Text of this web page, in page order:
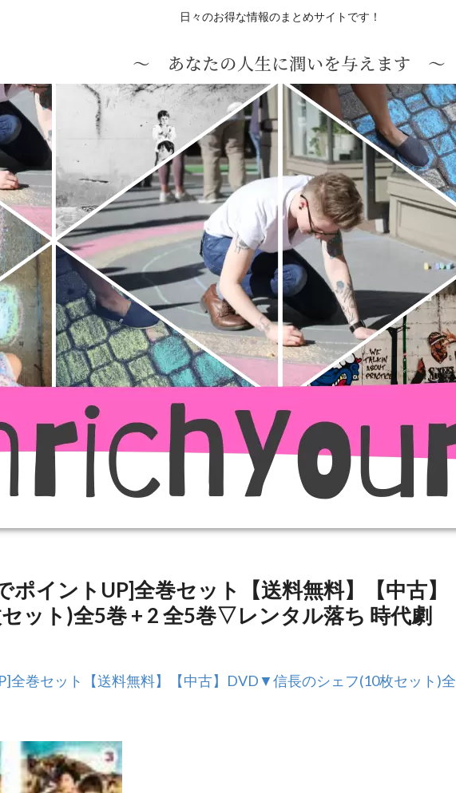
日々のお得な情報のまとめサイトです！
イントUP]全巻セット【送料無料】【中古】
ット)全5巻 + 2 全5巻▽レンタル落ち 時代劇
全巻セット【送料無料】【中古】DVD▼信長のシェフ(10枚セット)全